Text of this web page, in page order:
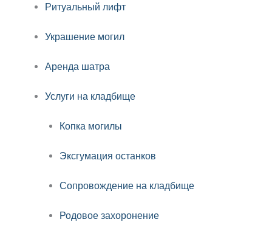
Ритуальный лифт
Украшение могил
Аренда шатра
Услуги на кладбище
Копка могилы
Эксгумация останков
Сопровождение на кладбище
Родовое захоронение